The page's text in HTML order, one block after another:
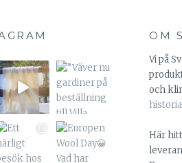
OM
Vi på
och
Här